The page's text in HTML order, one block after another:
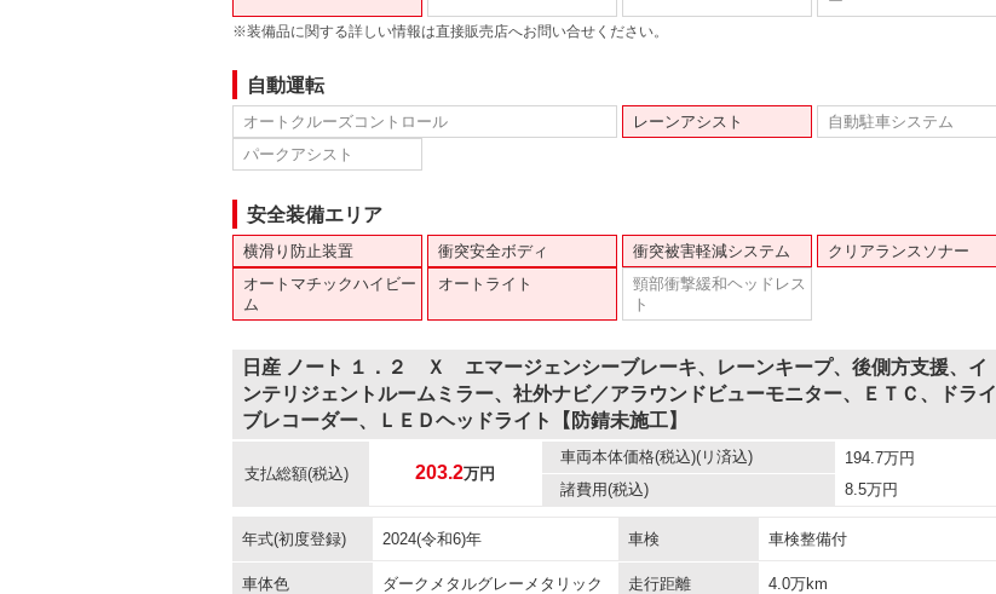
※装備品に関する詳しい情報は直接販売店へお問い合せください。
自動運転
オートクルーズコントロール レーンアシスト
自動駐車システム
パークアシスト
安全装備エリア
横滑り防止装置 衝突安全ボディ 衝突被害軽減システム
クリアランスソナー
オートマチックハイビー
ム
オートライト
頸部衝撃緩和ヘッドレス
ト
日産 ノート １．２ Ｘ エマージェンシーブレーキ、レーンキープ、後側方支援、イ
ンテリジェントルームミラー、社外ナビ／アラウンドビューモニター、ＥＴＣ、ドライ
ブレコーダー、ＬＥＤヘッドライト【防錆未施工】
支払総額(税込) 203.2万円
車両本体価格(税込)(リ済込) 194.7万円
諸費用(税込) 8.5万円
年式(初度登録) 2024(令和6)年 車検 車検整備付
車体色 ダークメタルグレーメタリック 走行距離 4.0万km